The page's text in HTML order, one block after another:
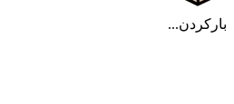
بارکردن...